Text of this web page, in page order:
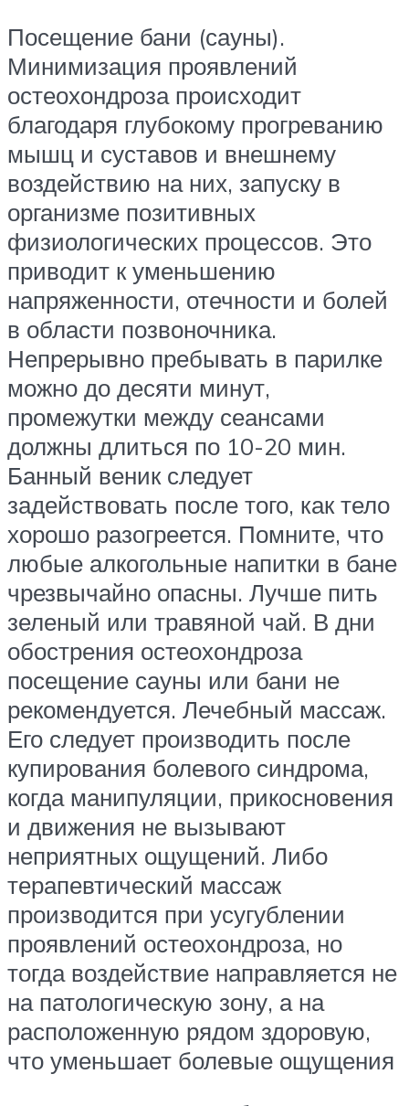
Посещение бани (сауны).
Минимизация проявлений
остеохондроза происходит
благодаря глубокому прогреванию
мышц и суставов и внешнему
воздействию на них, запуску в
организме позитивных
физиологических процессов. Это
приводит к уменьшению
напряженности, отечности и болей
в области позвоночника.
Непрерывно пребывать в парилке
можно до десяти минут,
промежутки между сеансами
должны длиться по 10-20 мин.
Банный веник следует
задействовать после того, как тело
хорошо разогреется. Помните, что
любые алкогольные напитки в бане
чрезвычайно опасны. Лучше пить
зеленый или травяной чай. В дни
обострения остеохондроза
посещение сауны или бани не
рекомендуется. Лечебный массаж.
Его следует производить после
купирования болевого синдрома,
когда манипуляции, прикосновения
и движения не вызывают
неприятных ощущений. Либо
терапевтический массаж
производится при усугублении
проявлений остеохондроза, но
тогда воздействие направляется не
на патологическую зону, а на
расположенную рядом здоровую,
что уменьшает болевые ощущения